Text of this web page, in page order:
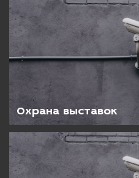
Охрана выставок